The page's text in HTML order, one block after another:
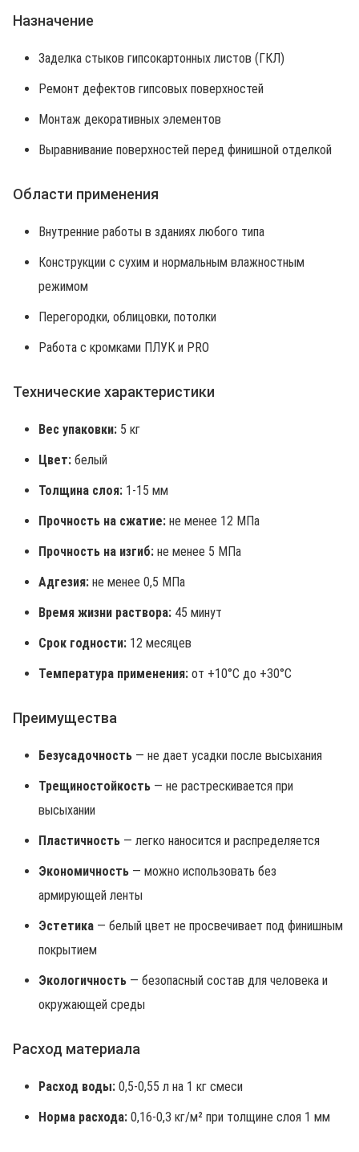
Назначение
Заделка стыков гипсокартонных листов (ГКЛ)
Ремонт дефектов гипсовых поверхностей
Монтаж декоративных элементов
Выравнивание поверхностей перед финишной отделкой
Области применения
Внутренние работы в зданиях любого типа
Конструкции с сухим и нормальным влажностным
режимом
Перегородки, облицовки, потолки
Работа с кромками ПЛУК и PRO
Технические характеристики
Вес упаковки: 5 кг
Цвет: белый
Толщина слоя: 1-15 мм
Прочность на сжатие: не менее 12 МПа
Прочность на изгиб: не менее 5 МПа
Адгезия: не менее 0,5 МПа
Время жизни раствора: 45 минут
Срок годности: 12 месяцев
Температура применения: от +10°C до +30°C
Преимущества
Безусадочность — не дает усадки после высыхания
Трещиностойкость — не растрескивается при
высыхании
Пластичность — легко наносится и распределяется
Экономичность — можно использовать без
армирующей ленты
Эстетика — белый цвет не просвечивает под финишным
покрытием
Экологичность — безопасный состав для человека и
окружающей среды
Расход материала
Расход воды: 0,5-0,55 л на 1 кг смеси
Норма расхода: 0,16-0,3 кг/м² при толщине слоя 1 мм